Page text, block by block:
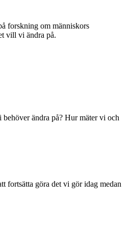
forskning om människors
vill vi ändra på.
ändra på? Hur mäter vi och
fortsätta göra det vi gör idag medan